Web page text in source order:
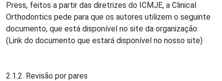
Press, feitos a partir das diretrizes do ICMJE, a Clinical
Orthodontics pede para que os autores utilizem o seguinte
documento, que está disponível no site da organização:
(Link do documento que estará disponível no nosso site)
2.1.2. Revisão por pares